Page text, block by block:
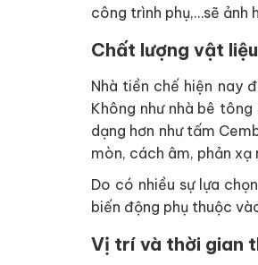
công trình phụ,…sẽ ảnh
Chất lượng vật
Nhà tiền chế hiện nay
Không như nhà bê
dạng hơn như tấm
mòn, cách âm, phản xạ
Do có nhiều sự lựa
biến động phụ thuộc
Vị trí và thời gian